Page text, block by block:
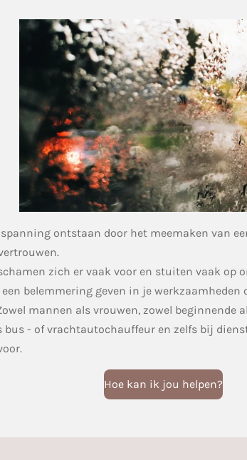
ontstaan door het meemaken van
zich er vaak voor en stuiten vaak op
belemmering geven in je
mannen als vrouwen, zowel beginnende
bus - of vrachtautochauffeur en zelfs bij
Hoe kan ik jou helpen?